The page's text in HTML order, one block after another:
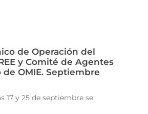
de Operación del
y Comité de Agentes
OMIE. Septiembre
17 y 25 de septiembre se